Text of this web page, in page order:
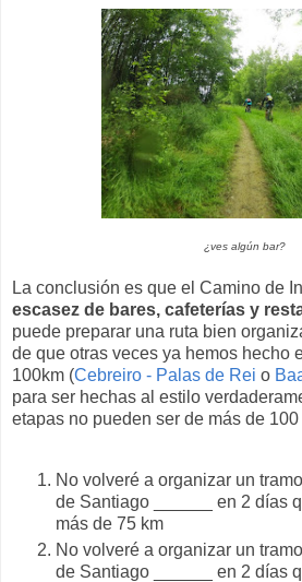
¿ves algún bar?
La conclusión es que el Camino de
escasez de bares, cafeterías y
puede preparar una ruta bien
de que otras veces ya hemos hecho
100km (Cebreiro - Palas de Rei o
para ser hechas al estilo
etapas no pueden ser de más de
No volveré a organizar un
de Santiago ______ en 2 días
más de 75 km
No volveré a organizar un
de Santiago ______ en 2 días